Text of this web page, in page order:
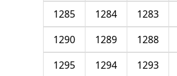
1283
1284
1285
1288
1289
1290
1293
1294
1295